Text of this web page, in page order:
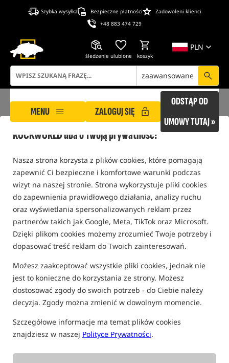
ROCKWORLD dba o Twoją prywatność!
Nasza strona korzysta z plików cookies, które pomagają
zapewnić Ci bezpieczne i komfortowe warunki podczas
wizyt na naszej stronie. Strona wykorzystuje pliki cookies
do zapewnienia prawidłowego działania, analizy ruchu
oraz wyświetlania spersonalizowanych reklam przez
partnerów takich jak Google, Meta, TikTok oraz Microsoft.
Dzięki plikom cookies możemy zrozumieć Twoje potrzeby i
dopasować treść reklam do Twoich zainteresowań.
Możesz zaakceptować wszystkie pliki cookies, jednak nie
jest to konieczne do korzystania ze strony. Możesz
dostosować zgody do swoich potrzeb - do Ciebie należy
decyzja. Zgody można zmienić w dowolnym momencie.
Szczegółowe informacje ma temat plików cookies
znajdziesz w naszej Polityce Prywatności.
Szybka wysyłka Bezpieczne płatności
Zadowoleni klienci
+48 883 474 729
PLN
śledzenie ulubione koszyk
zaawansowane
MENU ZALOGUJ SIĘ
ODSTĄP OD
UMOWY TUTAJ »
SŁOWNIK POJĘĆ
K B R T S D M A L Q W F P I G Z
O C U E Ł N H
Pulla
Pulla to inaczej zaciągacz używny do mocnego zaciągania
wezłów.
PRODUKTY POWIĄZANE